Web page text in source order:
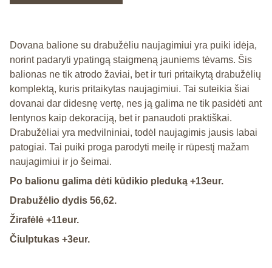
Dovana balione su drabužėliu naujagimiui yra puiki idėja,
norint padaryti ypatingą staigmeną jauniems tėvams. Šis
balionas ne tik atrodo žaviai, bet ir turi pritaikytą drabužėlių
komplektą, kuris pritaikytas naujagimiui. Tai suteikia šiai
dovanai dar didesnę vertę, nes ją galima ne tik pasidėti ant
lentynos kaip dekoraciją, bet ir panaudoti praktiškai.
Drabužėliai yra medvilniniai, todėl naujagimis jausis labai
patogiai. Tai puiki proga parodyti meilę ir rūpestį mažam
naujagimiui ir jo šeimai.
Po balionu galima dėti kūdikio pleduką +13eur.
Drabužėlio dydis 56,62.
Žirafėlė +11eur.
Čiulptukas +3eur.